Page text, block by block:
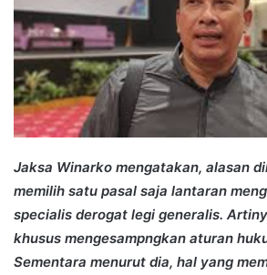
Jaksa Winarko mengatakan, alasan
memilih satu pasal saja lantaran
specialis derogat legi generalis.
khusus mengesampngkan aturan
Sementara menurut dia, hal yang